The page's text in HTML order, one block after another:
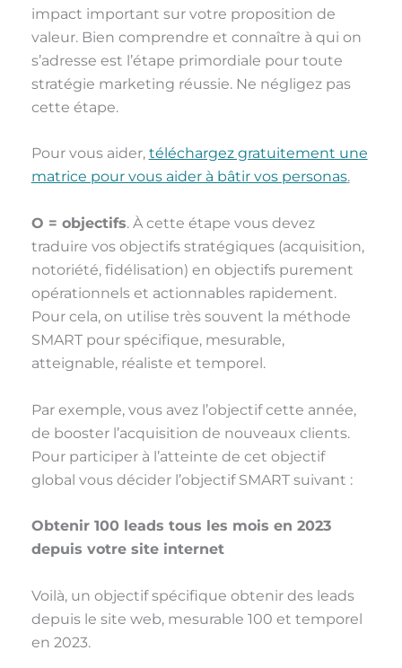
impact important sur votre proposition de
valeur. Bien comprendre et connaître à qui on
s’adresse est l’étape primordiale pour toute
stratégie marketing réussie. Ne négligez pas
cette étape.
Pour vous aider, téléchargez gratuitement une
matrice pour vous aider à bâtir vos personas.
O = objectifs. À cette étape vous devez
traduire vos objectifs stratégiques (acquisition,
notoriété, fidélisation) en objectifs purement
opérationnels et actionnables rapidement.
Pour cela, on utilise très souvent la méthode
SMART pour spécifique, mesurable,
atteignable, réaliste et temporel.
Par exemple, vous avez l’objectif cette année,
de booster l’acquisition de nouveaux clients.
Pour participer à l’atteinte de cet objectif
global vous décider l’objectif SMART suivant :
Obtenir 100 leads tous les mois en 2023
depuis votre site internet
Voilà, un objectif spécifique obtenir des leads
depuis le site web, mesurable 100 et temporel
en 2023.